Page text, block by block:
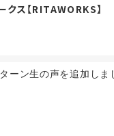
クス【RITAWORKS】